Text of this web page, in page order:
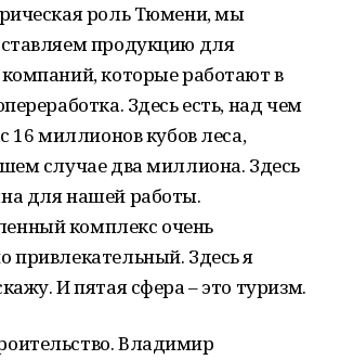
роль Тюмени, мы
продукцию для
которые работают в
Здесь есть, над чем
16 миллионов кубов леса,
случае два миллиона. Здесь
для нашей работы.
комплекс очень
привлекательный. Здесь я
И пятая сфера – это туризм.
Владимир